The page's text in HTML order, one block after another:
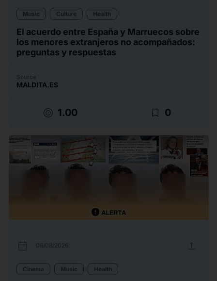
Music Culture Health
El acuerdo entre España y Marruecos sobre
los menores extranjeros no acompañados:
preguntas y respuestas
Source
MALDITA.ES
target 1.00 bookmark_border 0
calendar_today 06/08/2026 upload
Cinema Music Health